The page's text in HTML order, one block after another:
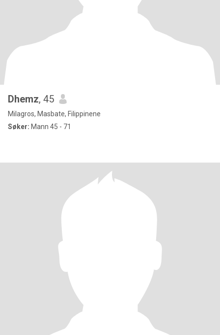
Dhemz, 45
Milagros, Masbate, Filippinene
Søker: Mann 45 - 71